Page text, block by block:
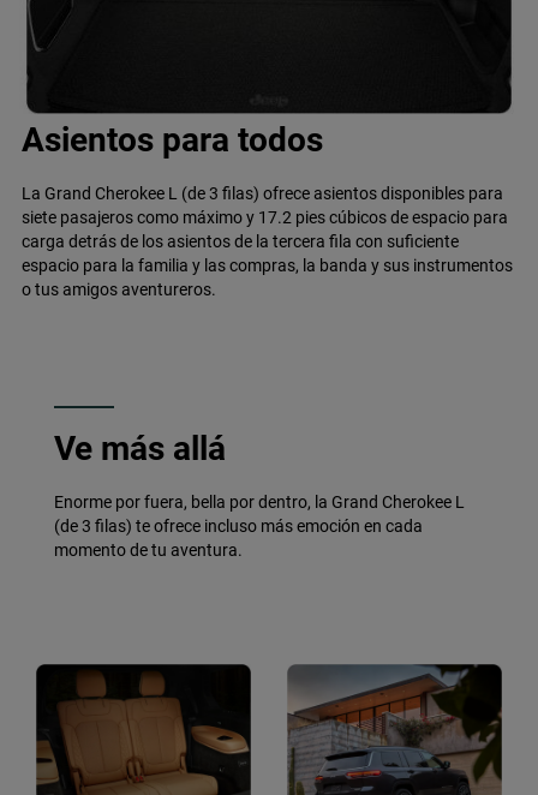
Asientos para todos
La Grand Cherokee L (de 3 filas) ofrece asientos disponibles para
siete pasajeros como máximo y 17.2 pies cúbicos de espacio para
carga detrás de los asientos de la tercera fila con suficiente
espacio para la familia y las compras, la banda y sus instrumentos
o tus amigos aventureros.
Ve más allá
Enorme por fuera, bella por dentro, la Grand Cherokee L
(de 3 filas) te ofrece incluso más emoción en cada
momento de tu aventura.
Full